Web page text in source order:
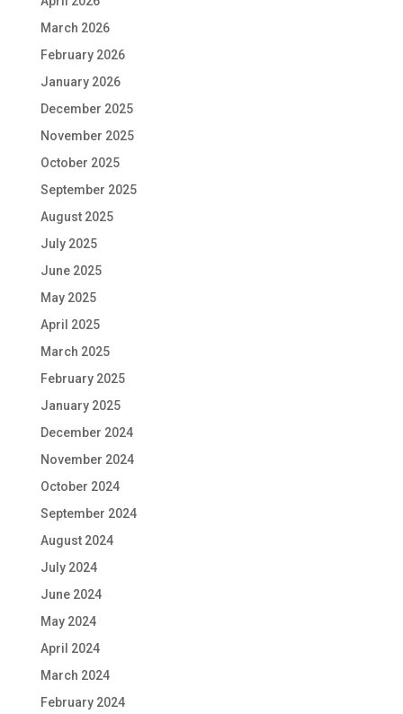
March 2026
February 2026
January 2026
December 2025
November 2025
October 2025
September 2025
August 2025
July 2025
June 2025
May 2025
April 2025
March 2025
February 2025
January 2025
December 2024
November 2024
October 2024
September 2024
August 2024
July 2024
June 2024
May 2024
April 2024
March 2024
February 2024